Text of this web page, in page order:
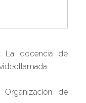
La docencia de
de